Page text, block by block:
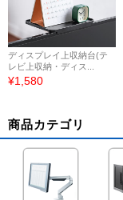
ディスプレイ上収納台(テ
レビ上収納・ディス...
¥1,580
商品カテゴリ